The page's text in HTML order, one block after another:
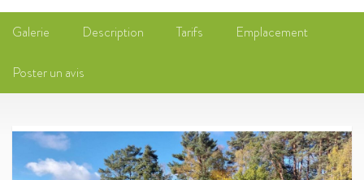
Galerie Description Tarifs Emplacement
Poster un avis